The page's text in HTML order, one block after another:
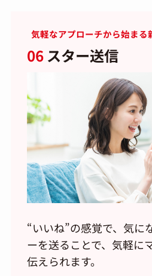
気軽なアプローチから始まる
06スター送信
“いいね”の感覚で、気に
ーを送ることで、気軽に
伝えられます。